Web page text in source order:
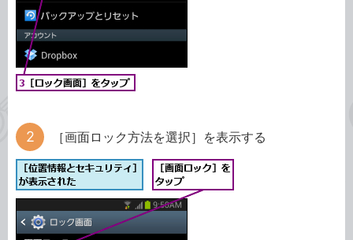
［画面ロック方法を選択］を表示する